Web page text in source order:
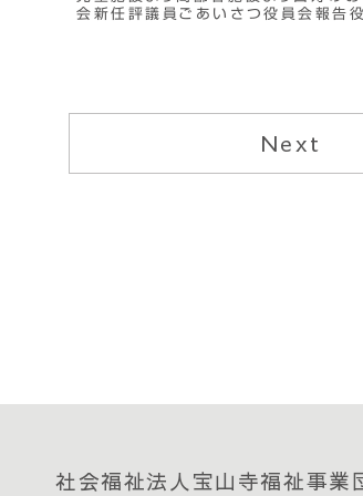
会新任評議員ごあいさつ役員会報告
Next
社会福祉法人宝山寺福祉事業